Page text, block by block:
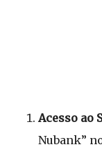
Acesso ao
Nubank”